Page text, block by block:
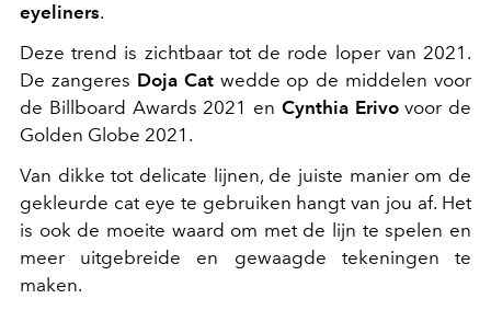
eyeliners.
Deze trend is zichtbaar tot de rode loper van 2021.
De zangeres Doja Catwedde op de middelen voor
de Billboard Awards 2021 en Cynthia Erivovoor de
Golden Globe 2021.
Van dikke tot delicate lijnen, de juiste manier om de
gekleurde cat eye te gebruiken hangt van jou af. Het
is ook de moeite waard om met de lijn te spelen en
meer uitgebreide en gewaagde tekeningen te
maken.